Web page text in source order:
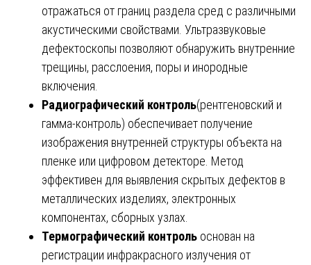
отражаться от границ раздела сред с различными
акустическими свойствами. Ультразвуковые
дефектоскопы позволяют обнаружить внутренние
трещины, расслоения, поры и инородные
включения.
Радиографический контроль(рентгеновский и
гамма-контроль) обеспечивает получение
изображения внутренней структуры объекта на
пленке или цифровом детекторе. Метод
эффективен для выявления скрытых дефектов в
металлических изделиях, электронных
компонентах, сборных узлах.
Термографический контроль основан на
регистрации инфракрасного излучения от